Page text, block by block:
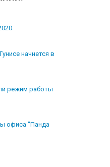
начнется в
режим работы
офиса "Панда